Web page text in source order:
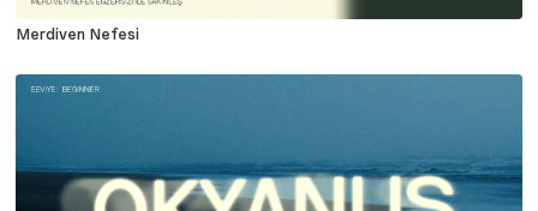
Merdiven Nefesi